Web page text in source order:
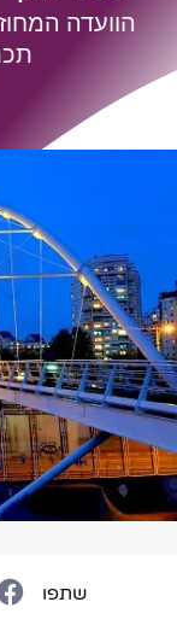
הוועדה
שתפו